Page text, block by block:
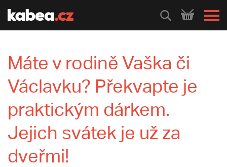
HLEDEJ
Máte v rodině Vaška či
Václavku? Překvapte je
praktickým dárkem.
Jejich svátek je už za
dveřmi!